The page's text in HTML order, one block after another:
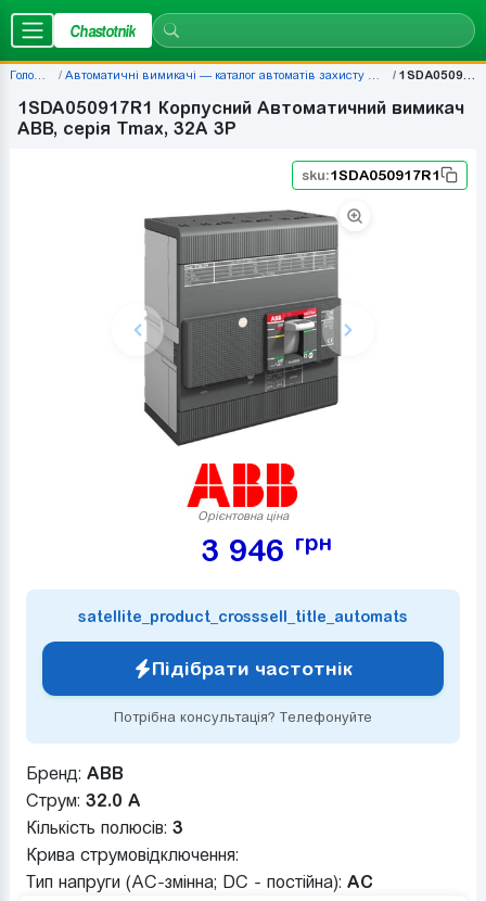
Chastotnik
Головна Автоматичні вимикачі — каталог автоматів захисту | Chastotnik.ua 1SDA050917R1
1SDA050917R1 Корпусний Автоматичний вимикач
ABB, серія Tmax, 32A 3P
sku:1SDA050917R1
Орієнтовна ціна
3 946 грн
satellite_product_crosssell_title_automats
Підібрати частотнік
Потрібна консультація? Телефонуйте
Бренд: ABB
Струм: 32.0 А
Кількість полюсів: 3
Крива струмовідключення:
Тип напруги (AC-змінна; DC - постійна): AC